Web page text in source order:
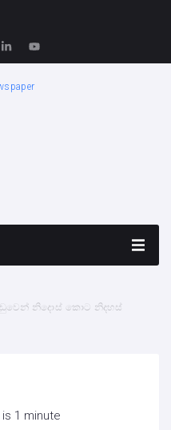
නඩුවෙන් නිදොස් කොට නිදහස්
1 minute